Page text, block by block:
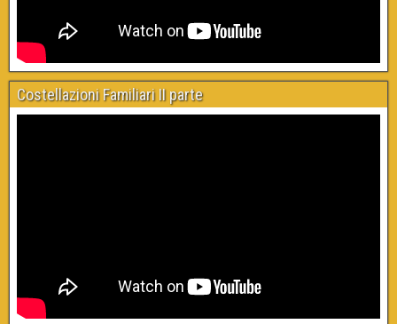
Costellazioni Familiari II parte